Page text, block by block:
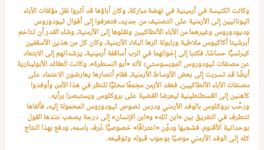
وكانت الكنيسة في أرمينية في نهضة مباركة، وكان آباؤها قد آثروا نقل مؤلفات الآباء
اليونانيين إلى الأرمنية على التصنيف من جديد، فتعرفوا إلى أقوال ثيودوروس
وديودوروس وغيرهما من الآباء الأنطاكيين ونقلوها إلى الأرمنية، وشاء القدر أن تتاخم
أبرشيتا أكاكيوس ملاطية ورابولة الرها البلاد الأرمنية، وكان كل من هذين الأسقفين
كيرلسيًّا حساسًا، فكتبا إلى إخوانهما في الرب أساقفة أرمينية، يرشدانهم إلى الابتعاد
عن مصنفات ثيودوروس الموبسوستي؛ لأنه «أبو النسطرة»، وكانت العقائد الأبولينارية
أيضًا قد تسربت إلى بعض الأوساط الأرمنية، فقام أنصارها يعارضون الاعتماد على
مصنفات الآباء الأنطاكيين، فعقد الأرمن مجمعًا محليًّا للنظر في هذا الأمر، وأوفدوا
كاهنين إلى القسطنطينية ليعرضا القضية على بروكلوس ويستبصرا برأيه.
ورحَّب بروكلوس بالوفد الأرمني ودرس نصوص ثيودوروس المحمولة إليه، فألفاها
تتطرف في التفريق بين «ابن الله» و«ابن الإنسان» إلى درجة يصعب عندها القول
بوحدانية الأقنوم، فشجبها ودوَّن «اعترافًا» خصوصيًّا عُرف باسمه، ودفع بهذا النتاج
كله إلى الوفد الأرمني موصيًا بوجوب قبوله وتوقيعه.